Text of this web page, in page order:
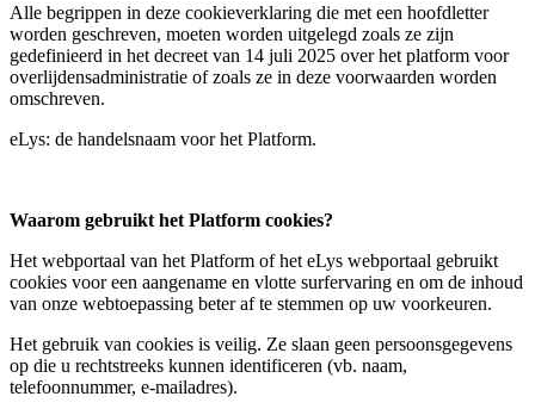
Alle begrippen in deze cookieverklaring die met een hoofdletter
worden geschreven, moeten worden uitgelegd zoals ze zijn
gedefinieerd in het decreet van 14 juli 2025 over het platform voor
overlijdensadministratie of zoals ze in deze voorwaarden worden
omschreven.
eLys: de handelsnaam voor het Platform.
Waarom gebruikt het Platform cookies?
Het webportaal van het Platform of het eLys webportaal gebruikt
cookies voor een aangename en vlotte surfervaring en om de inhoud
van onze webtoepassing beter af te stemmen op uw voorkeuren.
Het gebruik van cookies is veilig. Ze slaan geen persoonsgegevens
op die u rechtstreeks kunnen identificeren (vb. naam,
telefoonnummer, e-mailadres).